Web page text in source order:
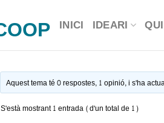
INICI IDEARI
Aquest tema té 0 respostes, 1 opinió, i s'ha
S'està mostrant 1 entrada (d'un total de 1)